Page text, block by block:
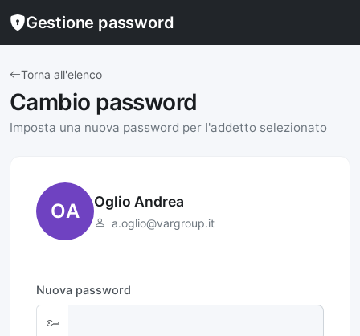
Gestione password
Torna all'elenco
Cambio password
Imposta una nuova password per l'addetto selezionato
OA Oglio Andrea
a.oglio@vargroup.it
Nuova password